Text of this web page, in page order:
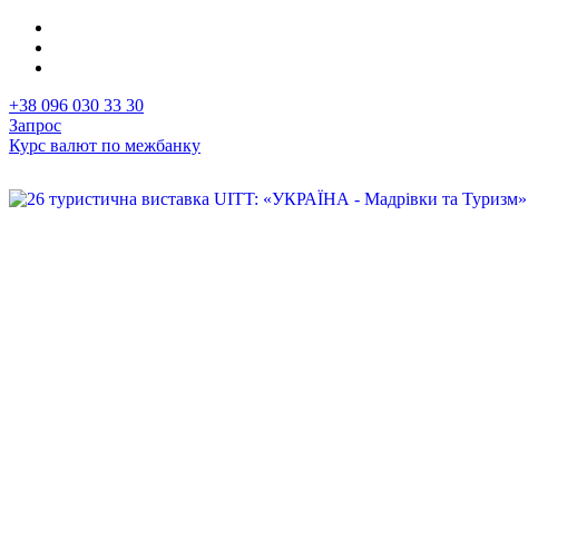
+38 096 030 33 30
Запрос
Курс валют по межбанку
Первая
Image